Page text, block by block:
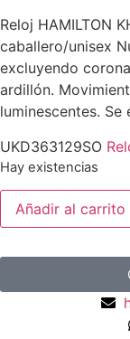
Reloj HAMILTON
caballero/unisex
excluyendo
ardillón.
luminescentes.
UKD363129SO
Hay existencias
Añadir al carrito